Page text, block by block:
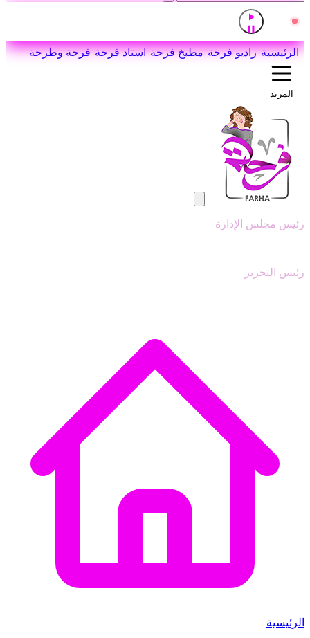
مباشر إذاعة القرآن الكريم من القاهرة
اضغط للاستماع
الرئيسية راديو فرحة مطبخ فرحة استاد فرحة فرحة وطرحة
المزيد
رئيس مجلس الإدارة
رئيس التحرير
الرئيسية